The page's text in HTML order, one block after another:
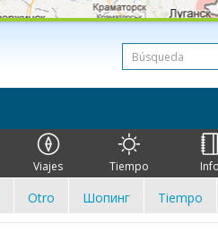
Viajes Tiempo Info
Otro Шопинг Tiempo